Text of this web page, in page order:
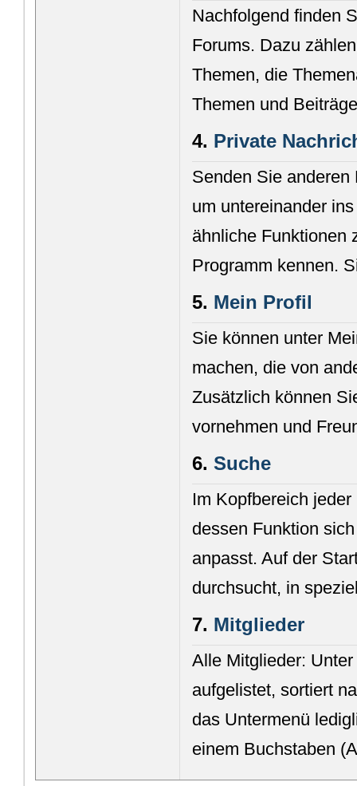
Nachfolgend finden
Forums. Dazu
Themen, die
Themen und
4. Private
Senden Sie
um untereinander
ähnliche Funktionen
Programm kennen.
5. Mein Profil
Sie können unter
machen, die von
Zusätzlich können
vornehmen und
6.Suche
Im Kopfbereich
dessen Funktion
anpasst. Auf der
durchsucht, in
7. Mitglieder
Alle Mitglieder:
aufgelistet, sortiert
das Untermenü
einem Buchstaben